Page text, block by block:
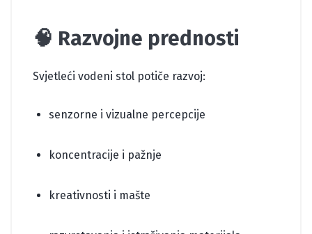
🧠 Razvojne prednosti
Svjetleći vodeni stol potiče razvoj:
senzorne i vizualne percepcije
koncentracije i pažnje
kreativnosti i mašte